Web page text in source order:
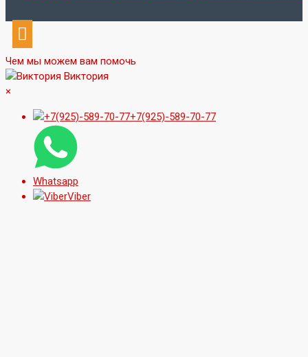
Чем мы можем вам помочь
Виктория
×
+7(925)-589-70-77
Whatsapp
Viber